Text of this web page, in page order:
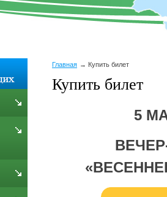
Главная Купить билет
Купить билет
5
«